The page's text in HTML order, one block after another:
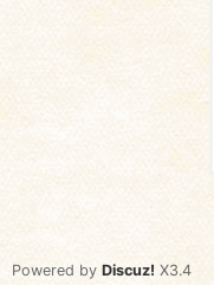
Powered by Discuz! X3.4